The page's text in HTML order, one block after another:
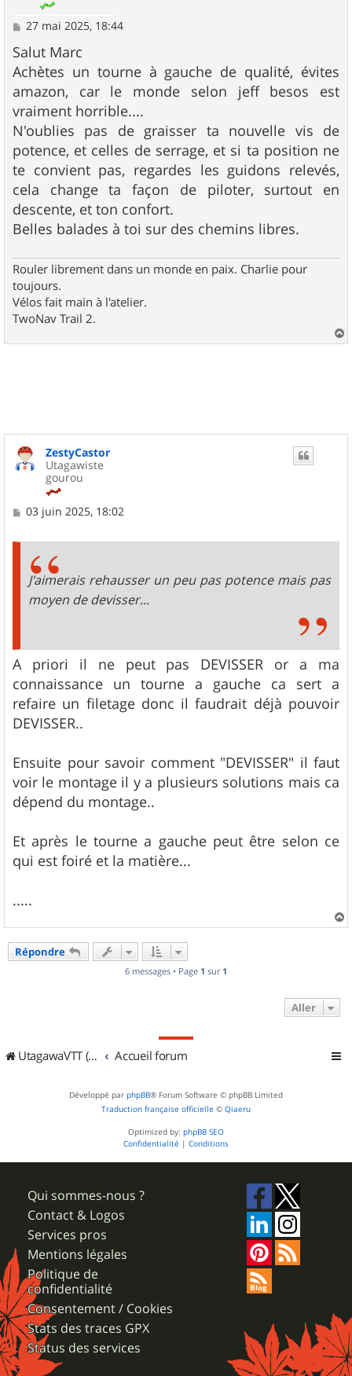
M
s
s
a
g
e
27 mai 2025, 18:44
Salut Marc
Achètes un tourne à gauche de qualité, évites
amazon, car le monde selon jeff besos est
vraiment horrible....
N'oublies pas de graisser ta nouvelle vis de
potence, et celles de serrage, et si ta position ne
te convient pas, regardes les guidons relevés,
cela change ta façon de piloter, surtout en
descente, et ton confort.
Belles balades à toi sur des chemins libres.
Rouler librement dans un monde en paix. Charlie pour
toujours.
Vélos fait main à l'atelier.
TwoNav Trail 2.
a
ZestyCastor
Utagawiste
gourou
M
e
03 juin 2025, 18:02
J'aimerais rehausser un peu pas potence mais pas
moyen de devisser...
A priori il ne peut pas DEVISSER or a ma
connaissance un tourne a gauche ca sert a
refaire un filetage donc il faudrait déjà pouvoir
DEVISSER..
Ensuite pour savoir comment "DEVISSER" il faut
voir le montage il y a plusieurs solutions mais ca
dépend du montage..
Et après le tourne a gauche peut être selon ce
qui est foiré et la matière...
.....
a
Répondre
6 messages • Page 1 sur 1
Aller
UtagawaVTT (Randos VTT et VTTAE avec traces GPS) Accueil forum
Développé par phpBB® Forum Software © phpBB Limited
Traduction française officielle © Qiaeru
Optimized by: phpBB SEO
Confidentialité | Conditions
Qui sommes-nous ?
Contact & Logos
Services pros
Mentions légales
Politique de
confidentialité
Consentement / Cookies
Stats des traces GPX
Status des services